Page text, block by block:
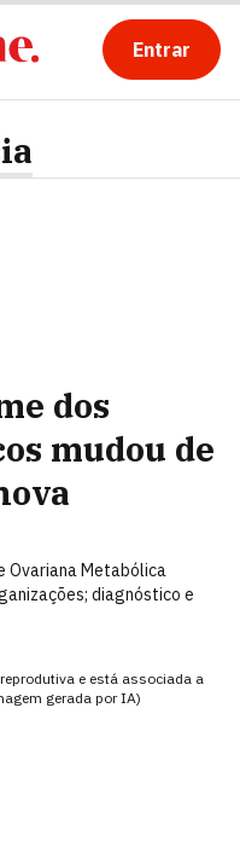
Entrar
dos
mudou de
Ovariana Metabólica
diagnóstico e
e está associada a
gerada por IA)